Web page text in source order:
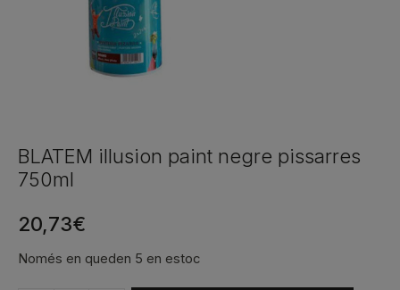
BLATEM illusion paint negre pissarres
750ml
20,73€
Només en queden 5 en estoc